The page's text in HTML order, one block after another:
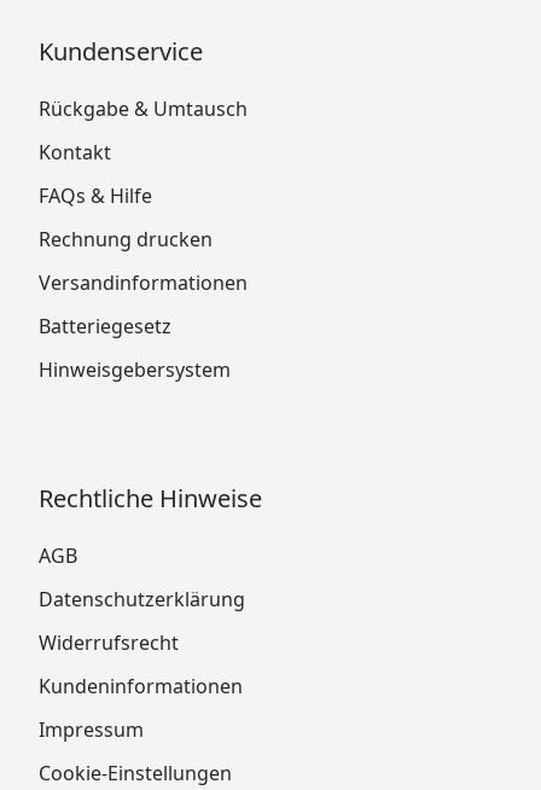
Kundenservice
Rückgabe & Umtausch
Kontakt
FAQs & Hilfe
Rechnung drucken
Versandinformationen
Batteriegesetz
Hinweisgebersystem
Rechtliche Hinweise
AGB
Datenschutzerklärung
Widerrufsrecht
Kundeninformationen
Impressum
Cookie-Einstellungen